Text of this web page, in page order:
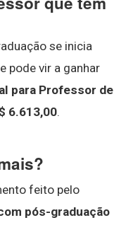
se inicia
pode vir a ganhar
para Professor de
6.613,00.
feito pelo
pós-graduação